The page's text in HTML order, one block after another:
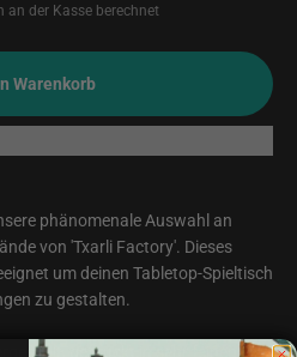
an der Kasse berechnet
Warenkorb
phänomenale Auswahl an
von 'Txarli Factory'. Dieses
um deinen Tabletop-Spieltisch
zu gestalten.
gedruckt in sehr feinen 0,12